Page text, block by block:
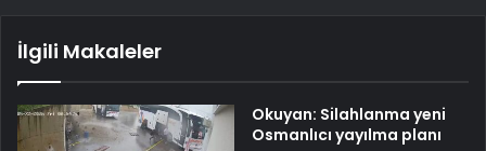
İlgili Makaleler
Okuyan: Silahlanma yeni
Osmanlıcı yayılma planı